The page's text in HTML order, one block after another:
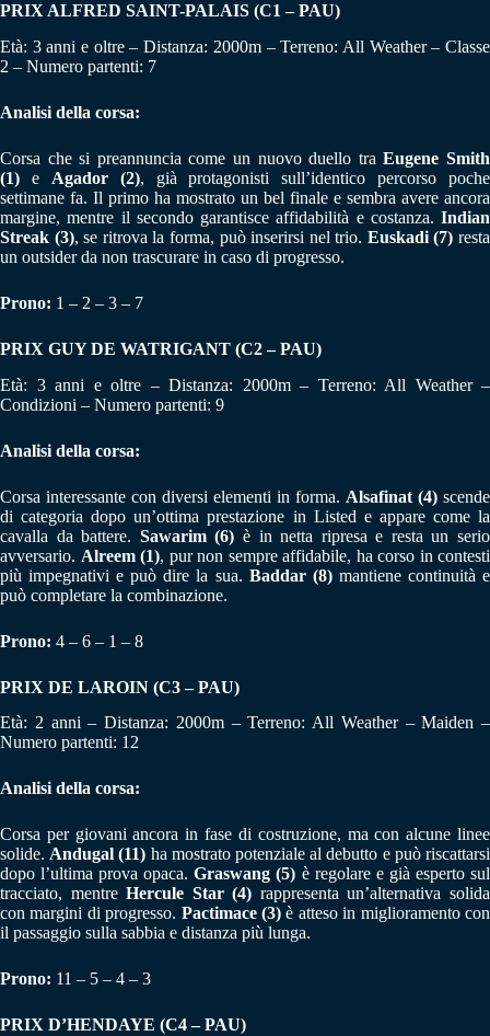
PRIX ALFRED SAINT-PALAIS (C1 – PAU)
Età: 3 anni e oltre – Distanza: 2000m – Terreno: All Weather – Classe
2 – Numero partenti: 7
Analisi della corsa:
Corsa che si preannuncia come un nuovo duello traEugene Smith
(1) e Agador (2), già protagonisti sull’identico percorso poche
settimane fa. Il primo ha mostrato un bel finale e sembra avere ancora
margine, mentre il secondo garantisce affidabilità e costanza. Indian
Streak (3), se ritrova la forma, può inserirsi nel trio. Euskadi (7) resta
un outsider da non trascurare in caso di progresso.
Prono: 1 – 2 – 3 – 7
PRIX GUY DE WATRIGANT (C2 – PAU)
Età: 3 anni e oltre – Distanza: 2000m – Terreno: All Weather –
Condizioni – Numero partenti: 9
Analisi della corsa:
Corsa interessante con diversi elementi in forma. Alsafinat (4) scende
di categoria dopo un’ottima prestazione in Listed e appare come la
cavalla da battere. Sawarim (6) è in netta ripresa e resta un serio
avversario. Alreem (1), pur non sempre affidabile, ha corso in contesti
più impegnativi e può dire la sua. Baddar (8)mantiene continuità e
può completare la combinazione.
Prono: 4 – 6 – 1 – 8
PRIX DE LAROIN (C3 – PAU)
Età: 2 anni – Distanza: 2000m – Terreno: All Weather – Maiden –
Numero partenti: 12
Analisi della corsa:
Corsa per giovani ancora in fase di costruzione, ma con alcune linee
solide.Andugal (11) ha mostrato potenziale al debutto e può riscattarsi
dopo l’ultima prova opaca.Graswang (5) è regolare e già esperto sul
tracciato, mentreHercule Star (4) rappresenta un’alternativa solida
con margini di progresso. Pactimace (3) è atteso in miglioramento con
il passaggio sulla sabbia e distanza più lunga.
Prono: 11 – 5 – 4 – 3
PRIX D’HENDAYE (C4 – PAU)